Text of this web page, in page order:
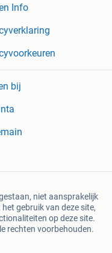
Info
bij
niet aansprakelijk
gebruik van deze site,
op deze site.
rechten voorbehouden.